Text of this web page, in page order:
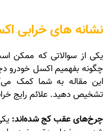
نشانه های خرابی
یکی از سوالاتی که ممکن
چگونه بفهمیم اکسل خودرو
این مقاله به شما کمک
تشخیص دهید. علائم رایج
چرخ‌های عقب کج شده‌اند: